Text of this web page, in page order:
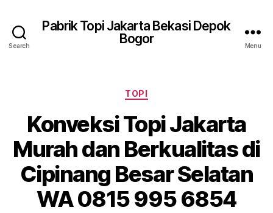
Search
Pabrik Topi Jakarta Bekasi Depok
Bogor
Menu
Categories
TOPI
Konveksi Topi Jakarta
Murah dan Berkualitas di
Cipinang Besar Selatan
WA 0815 995 6854